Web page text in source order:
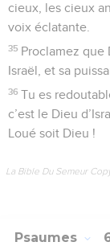
cieux, les cieux
voix éclatante.
35 Proclamez que
Israël, et sa
36 Tu es
c’est le Dieu
Loué soit Dieu !
La Bible Du Semeur
Psaumes